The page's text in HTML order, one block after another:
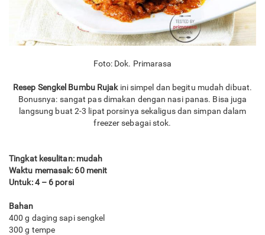
Foto: Dok. Primarasa
Resep Sengkel Bumbu Rujakini simpel dan begitu mudah dibuat.
Bonusnya: sangat pas dimakan dengan nasi panas. Bisa juga
langsung buat 2-3 lipat porsinya sekaligus dan simpan dalam
freezer sebagai stok.
Tingkat kesulitan: mudah
Waktu memasak: 60 menit
Untuk: 4 – 6 porsi
Bahan
400 g daging sapi sengkel
300 g tempe